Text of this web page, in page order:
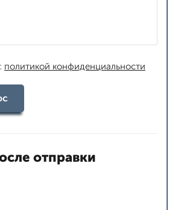
политикой конфиденциальности
отправки